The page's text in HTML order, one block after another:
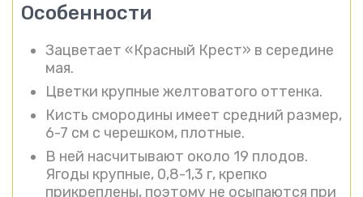
Особенности
Зацветает «Красный Крест» в середине
мая.
Цветки крупные желтоватого оттенка.
Кисть смородины имеет средний размер,
6-7 см с черешком, плотные.
В ней насчитывают около 19 плодов.
Ягоды крупные, 0,8-1,3 г, крепко
прикреплены, поэтому не осыпаются при